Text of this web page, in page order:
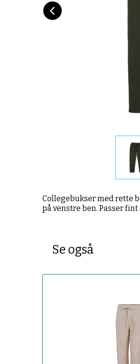
Collegebukser med rette
på venstre ben. Passer
Se også